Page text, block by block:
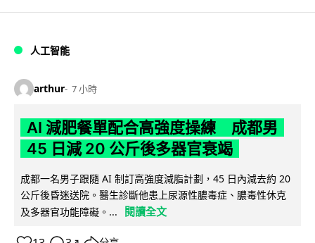
人工智能
arthur 7 小時
AI 減肥餐單配合高強度操練 成都男
45 日減 20 公斤後多器官衰竭
成都一名男子跟隨 AI 制訂高強度減脂計劃，45 日內減去約 20
公斤後昏迷送院。醫生診斷他患上尿源性膿毒症、膿毒性休克
及多器官功能障礙。...
閱讀全文